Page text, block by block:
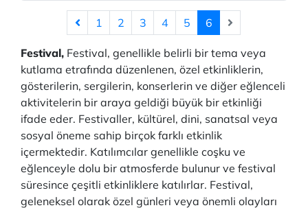
1 2 3 4 5 6
Festival, Festival, genellikle belirli bir tema veya
kutlama etrafında düzenlenen, özel etkinliklerin,
gösterilerin, sergilerin, konserlerin ve diğer eğlenceli
aktivitelerin bir araya geldiği büyük bir etkinliği
ifade eder. Festivaller, kültürel, dini, sanatsal veya
sosyal öneme sahip birçok farklı etkinlik
içermektedir. Katılımcılar genellikle coşku ve
eğlenceyle dolu bir atmosferde bulunur ve festival
süresince çeşitli etkinliklere katılırlar. Festival,
geleneksel olarak özel günleri veya önemli olayları